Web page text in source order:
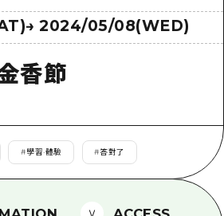
體驗
文化
行
天
堵
存及運送服務
費 Wi-Fi
國遊客的街角旅遊信息中心
→2024/05/08(WED)
香節
#學習·體驗 #答對了